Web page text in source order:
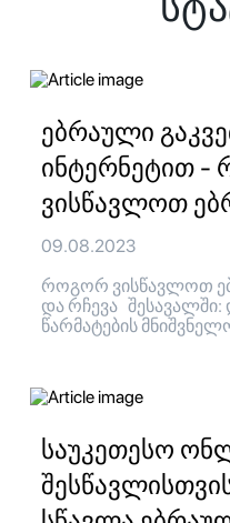
ებრაული
ინტერნეტით
ვისწავლოთ
09.08.2023
როგორ ვისწავლოთ
და რჩევა შესავალში:
წარმატების
საუკეთესო